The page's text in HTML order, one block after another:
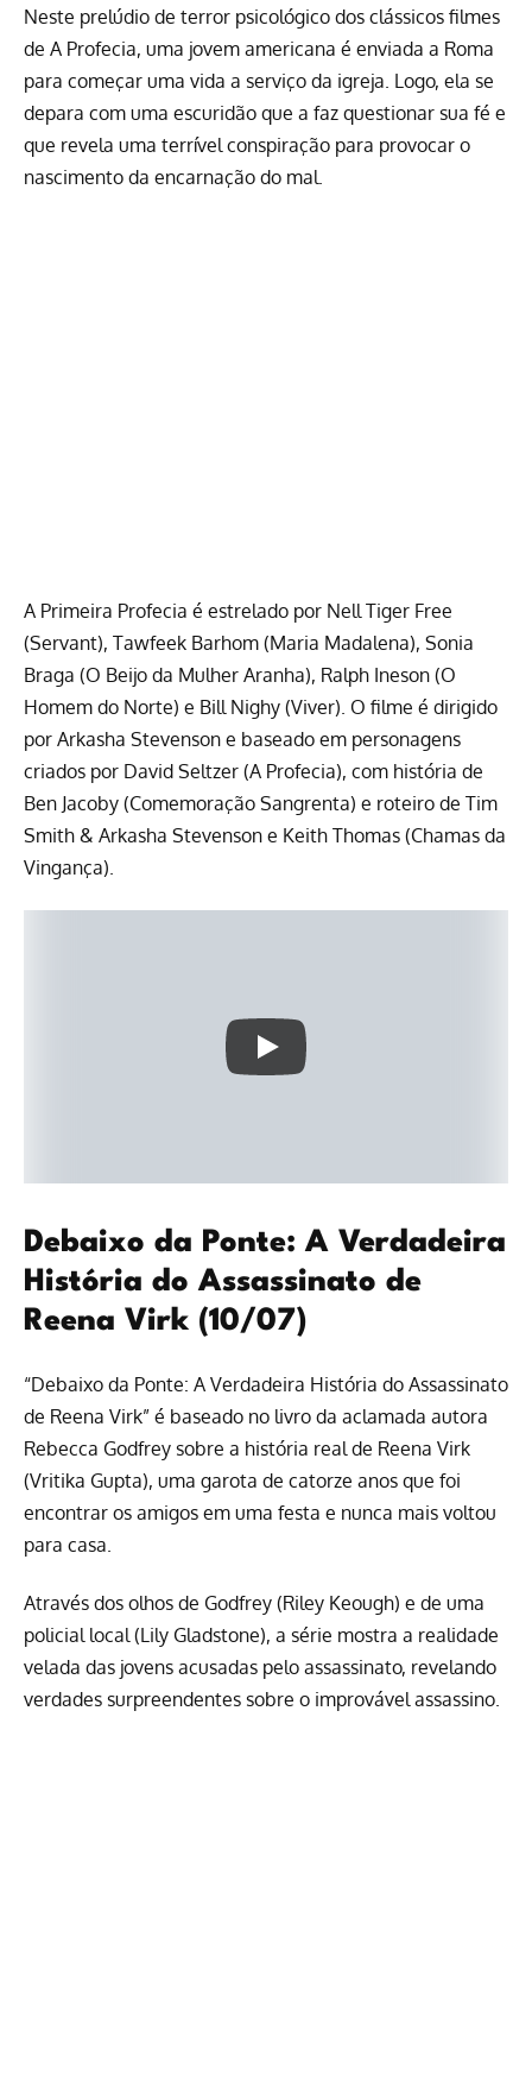
Neste prelúdio de terror psicológico dos clássicos filmes
de A Profecia, uma jovem americana é enviada a Roma
para começar uma vida a serviço da igreja. Logo, ela se
depara com uma escuridão que a faz questionar sua fé e
que revela uma terrível conspiração para provocar o
nascimento da encarnação do mal.
A Primeira Profecia é estrelado por Nell Tiger Free
(Servant), Tawfeek Barhom (Maria Madalena), Sonia
Braga (O Beijo da Mulher Aranha), Ralph Ineson (O
Homem do Norte) e Bill Nighy (Viver). O filme é dirigido
por Arkasha Stevenson e baseado em personagens
criados por David Seltzer (A Profecia), com história de
Ben Jacoby (Comemoração Sangrenta) e roteiro de Tim
Smith & Arkasha Stevenson e Keith Thomas (Chamas da
Vingança).
Debaixo da Ponte: A Verdadeira
História do Assassinato de
Reena Virk (10/07)
“Debaixo da Ponte: A Verdadeira História do Assassinato
de Reena Virk” é baseado no livro da aclamada autora
Rebecca Godfrey sobre a história real de Reena Virk
(Vritika Gupta), uma garota de catorze anos que foi
encontrar os amigos em uma festa e nunca mais voltou
para casa.
Através dos olhos de Godfrey (Riley Keough) e de uma
policial local (Lily Gladstone), a série mostra a realidade
velada das jovens acusadas pelo assassinato, revelando
verdades surpreendentes sobre o improvável assassino.